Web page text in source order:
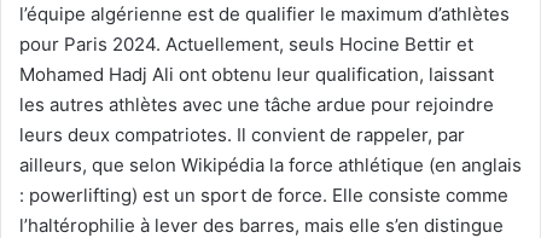
l’équipe algérienne est de qualifier le maximum d’athlètes
pour Paris 2024. Actuellement, seuls Hocine Bettir et
Mohamed Hadj Ali ont obtenu leur qualification, laissant
les autres athlètes avec une tâche ardue pour rejoindre
leurs deux compatriotes. Il convient de rappeler, par
ailleurs, que selon Wikipédia la force athlétique (en anglais
: powerlifting) est un sport de force. Elle consiste comme
l’haltérophilie à lever des barres, mais elle s’en distingue